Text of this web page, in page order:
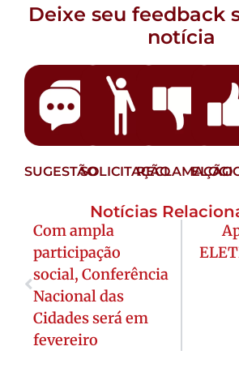
Deixe seu feedback
notícia
SUGESTÃOSOLICITAÇÃORECLAMAÇÃO
Notícias
Com ampla
participação
social, Conferência
Nacional das
Cidades será em
fevereiro